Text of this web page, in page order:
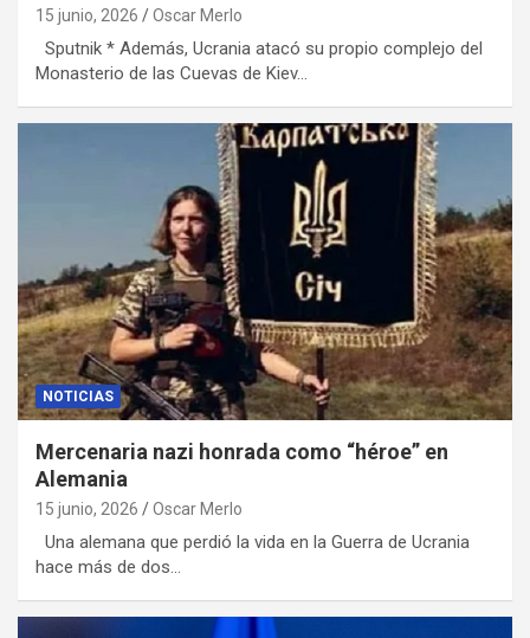
15 junio, 2026 Oscar Merlo
Sputnik * Además, Ucrania atacó su propio complejo del
Monasterio de las Cuevas de Kiev…
NOTICIAS
Mercenaria nazi honrada como “héroe” en
Alemania
15 junio, 2026 Oscar Merlo
Una alemana que perdió la vida en la Guerra de Ucrania
hace más de dos…